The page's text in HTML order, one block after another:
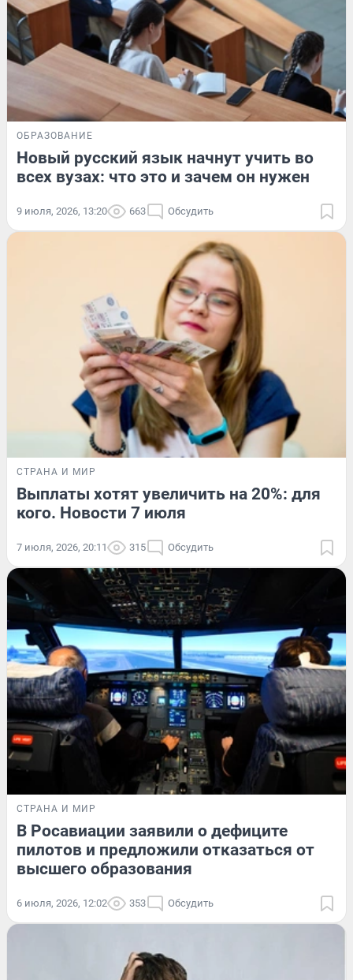
ОБРАЗОВАНИЕ
Новый русский язык начнут учить во
всех вузах: что это и зачем он нужен
9 июля, 2026, 13:20 663 Обсудить
СТРАНА И МИР
Выплаты хотят увеличить на 20%: для
кого. Новости 7 июля
7 июля, 2026, 20:11 315 Обсудить
СТРАНА И МИР
В Росавиации заявили о дефиците
пилотов и предложили отказаться от
высшего образования
6 июля, 2026, 12:02 353 Обсудить